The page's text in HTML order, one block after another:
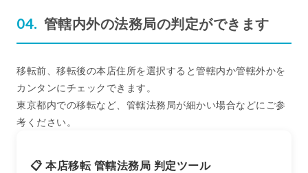
管轄内外の法務局の判定ができます
移転前、移転後の本店住所を選択すると管轄内か管轄外かを
カンタンにチェックできます。
東京都内での移転など、管轄法務局が細かい場合などにご参
考ください。
📋 本店移転 管轄法務局 判定ツール